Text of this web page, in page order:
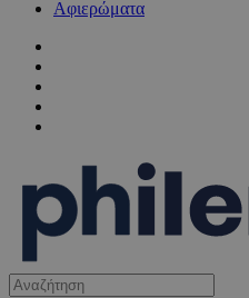
Αφιερώματα